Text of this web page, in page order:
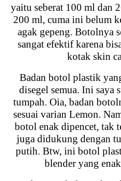
yaitu seberat 100 ml dan
200 ml, cuma ini belum
agak gepeng. Botolnya
sangat efektif karena
kotak skin
Badan botol plastik
disegel semua. Ini saya
tumpah. Oia, badan
sesuai varian Lemon.
botol enak dipencet, tak
juga didukung dengan
putih. Btw, ini botol
blender yang